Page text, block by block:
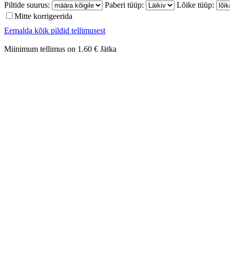
Piltide suurus:
Paberi tüüp:
Lõike tüüp:
Mitte korrigeerida
Eemalda kõik pildid tellimusest
Miinimum tellimus on 1.60 € Jätka